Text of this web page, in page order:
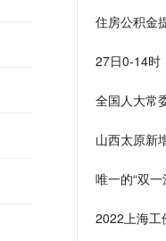
住房公积金
27日0-14时
全国人大常
山西太原新
唯一的“双
2022上海工